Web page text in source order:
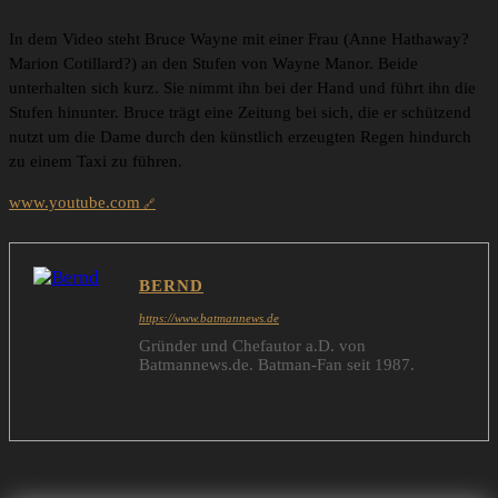
In dem Video steht Bruce Wayne mit einer Frau (Anne Hathaway?
Marion Cotillard?) an den Stufen von Wayne Manor. Beide
unterhalten sich kurz. Sie nimmt ihn bei der Hand und führt ihn die
Stufen hinunter. Bruce trägt eine Zeitung bei sich, die er schützend
nutzt um die Dame durch den künstlich erzeugten Regen hindurch
zu einem Taxi zu führen.
www.youtube.com
BERND
https://www.batmannews.de
Gründer und Chefautor a.D. von
Batmannews.de. Batman-Fan seit 1987.